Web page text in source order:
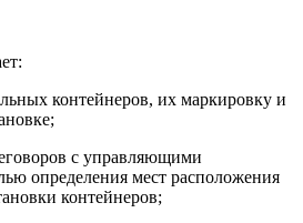
контейнеров, их маркировку и
с управляющими
определения мест расположения
контейнеров;